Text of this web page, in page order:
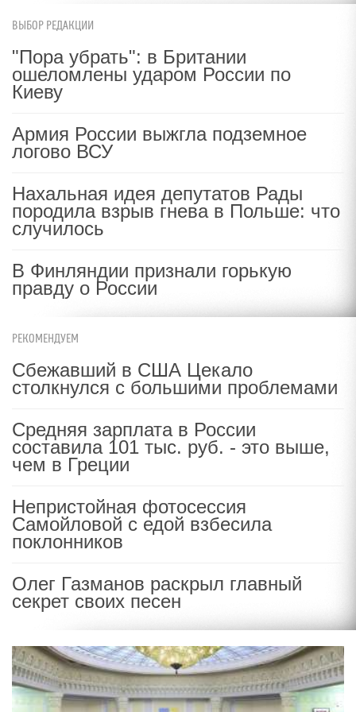
ВЫБОР РЕДАКЦИИ
"Пора убрать": в Британии
ошеломлены ударом России по
Киеву
Армия России выжгла подземное
логово ВСУ
Нахальная идея депутатов Рады
породила взрыв гнева в Польше: что
случилось
В Финляндии признали горькую
правду о России
РЕКОМЕНДУЕМ
Сбежавший в США Цекало
столкнулся с большими проблемами
Средняя зарплата в России
составила 101 тыс. руб. - это выше,
чем в Греции
Непристойная фотосессия
Самойловой с едой взбесила
поклонников
Олег Газманов раскрыл главный
секрет своих песен